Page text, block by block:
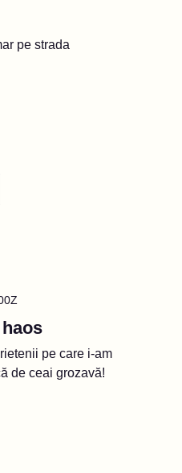
pe strada
pe care i-am
de ceai grozavă!